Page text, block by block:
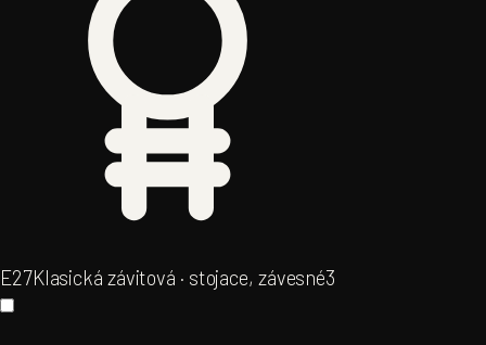
E27Klasická závitová · stojace, závesné3